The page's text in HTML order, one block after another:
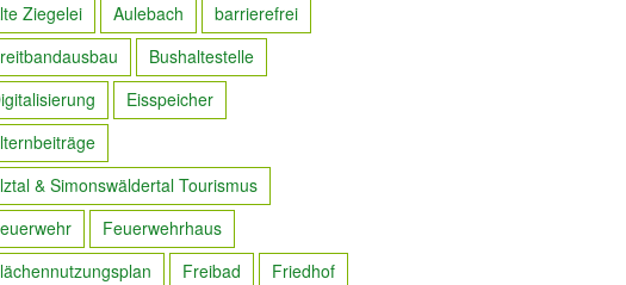
Ziegelei Aulebach
barrierefrei
Bushaltestelle
Eisspeicher
& Simonswäldertal Tourismus
Feuerwehrhaus
Freibad
Friedhof